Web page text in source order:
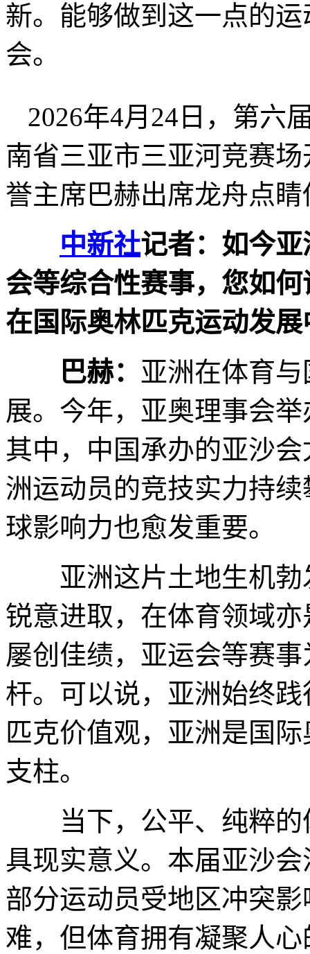
新。能够做到这一点的
会。
2026年4月24日，第六
南省三亚市三亚河竞赛
誉主席巴赫出席龙舟点
中新社记者：如今
会等综合性赛事，您如
在国际奥林匹克运动发
巴赫： 亚洲在体育
展。今年，亚奥理事会
其中，中国承办的亚沙
洲运动员的竞技实力持
球影响力也愈发重要。
亚洲这片土地生机勃
锐意进取，在体育领域
屡创佳绩，亚运会等赛
杆。可以说，亚洲始终
匹克价值观，亚洲是国
支柱。
当下，公平、纯粹的
具现实意义。本届亚沙
部分运动员受地区冲突
难，但体育拥有凝聚人